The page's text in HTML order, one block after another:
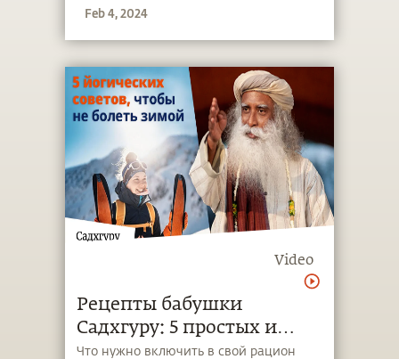
измерений и какова их роль в нашей
Feb 4, 2024
Video
Рецепты бабушки
Садхгуру: 5 простых и
вкусных способов защиты
Что нужно включить в свой рацион